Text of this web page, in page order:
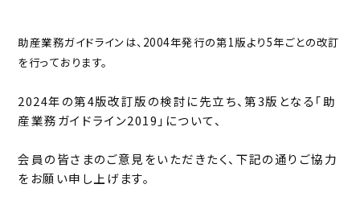
助産業務ガイドラインは、2004年発行の第1版より5年ごとの改訂
を行っております。
2024年の第4版改訂版の検討に先立ち、第3版となる「助
産業務ガイドライン2019」について、
会員の皆さまのご意見をいただきたく、下記の通りご協力
をお願い申し上げます。